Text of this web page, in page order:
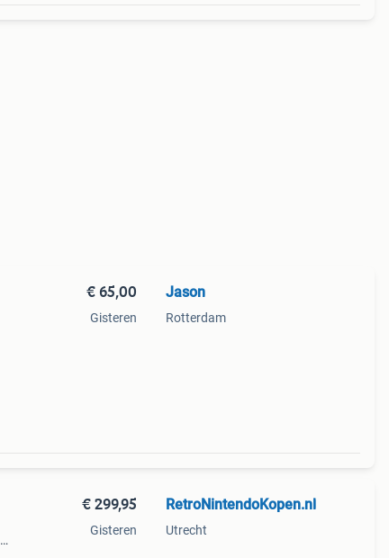
€ 65,00
Gisteren
Jason
Rotterdam
€ 299,95
Gisteren
RetroNintendoKopen.nl
Utrecht